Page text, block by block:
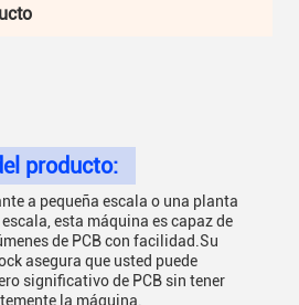
producto:
a pequeña escala o una planta
esta máquina es capaz de
de PCB con facilidad.Su
asegura que usted puede
significativo de PCB sin tener
la máquina.